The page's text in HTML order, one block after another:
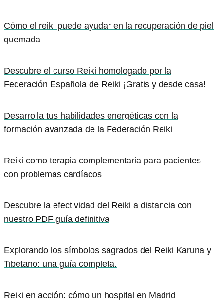
Cómo el reiki puede ayudar en la recuperación de piel
quemada
Descubre el curso Reiki homologado por la
Federación Española de Reiki ¡Gratis y desde casa!
Desarrolla tus habilidades energéticas con la
formación avanzada de la Federación Reiki
Reiki como terapia complementaria para pacientes
con problemas cardíacos
Descubre la efectividad del Reiki a distancia con
nuestro PDF guía definitiva
Explorando los símbolos sagrados del Reiki Karuna y
Tibetano: una guía completa.
Reiki en acción: cómo un hospital en Madrid